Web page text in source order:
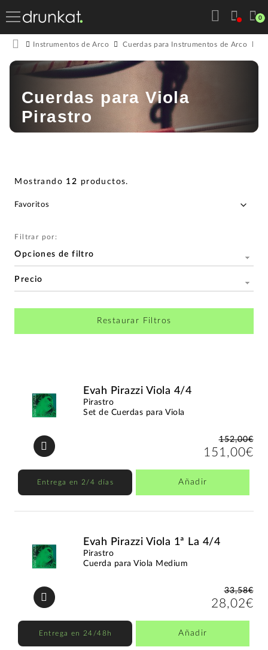
0
Instrumentos de Arco Cuerdas para Instrumentos de Arco
Cuerdas para Viola
Pirastro
Mostrando 12 productos.
Filtrar por:
Opciones de filtro
Precio
Restaurar Filtros
Evah Pirazzi Viola 4/4
Pirastro
Set de Cuerdas para Viola
152,00€
151,00€
Entrega en 2/4 días Añadir
Evah Pirazzi Viola 1ª La 4/4
Pirastro
Cuerda para Viola Medium
33,58€
28,02€
Entrega en 24/48h Añadir